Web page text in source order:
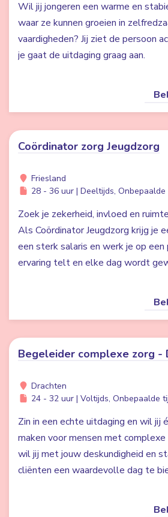
Wil jij jongeren een warme en
waar ze kunnen groeien in
vaardigheden? Jij ziet de persoon
je gaat de uitdaging graag aan.
Coördinator zorg Jeugdzorg
Friesland
28 - 36 uur | Deeltijds, Onbepaalde
Zoek je zekerheid, invloed en
Als Coördinator Jeugdzorg krijg je
een sterk salaris en werk je op
ervaring telt en elke dag wordt
Begeleider complexe zorg -
Drachten
24 - 32 uur | Voltijds, Onbepaalde
Zin in een echte uitdaging en wil jij
maken voor mensen met
wil jij met jouw deskundigheid en
cliënten een waardevolle dag te